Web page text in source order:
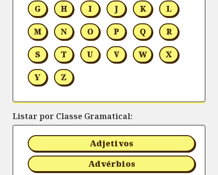
G H I J K L
M N O P Q R
S T U V W X
Y Z
Listar por Classe Gramatical:
Adjetivos
Advérbios